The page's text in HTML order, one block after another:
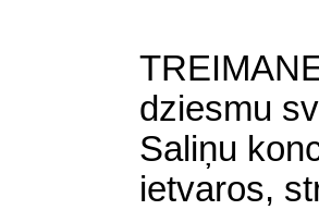
dziesmu
Saliņu
ietvaros,